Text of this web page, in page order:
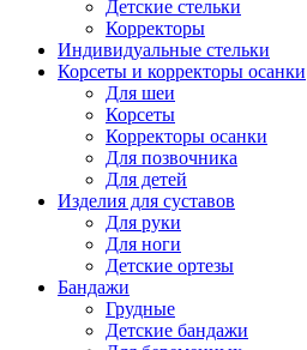
Детские стельки
Корректоры
Индивидуальные стельки
Корсеты и корректоры осанки
Для шеи
Корсеты
Корректоры осанки
Для позвочника
Для детей
Изделия для суставов
Для руки
Для ноги
Детские ортезы
Бандажи
Грудные
Детские бандажи